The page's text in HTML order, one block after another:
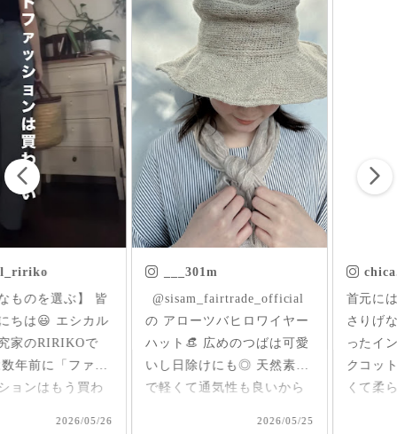
___301m
ㅤㅤㅤ @sisam_fairtrade_official
の アローツバヒロワイヤー
ハット👒 広めのつばは可愛
いし日除けにも◎ 天然素材
で軽くて通気性も良いから
首元にはいった草花刺繍が
さりげなくアクセントにな
ったインド産のオーガニッ
クコットンのブラウス✨ 軽
くて柔らか♪ 前後を変えて